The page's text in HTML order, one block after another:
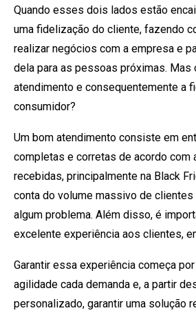
Quando esses dois lados estão
uma fidelização do cliente, fazendo
realizar negócios com a empresa e
dela para as pessoas próximas. Mas
atendimento e consequentemente a
consumidor?
Um bom atendimento consiste em
completas e corretas de acordo com
recebidas, principalmente na Black
conta do volume massivo de
algum problema. Além disso, é
excelente experiência aos clientes,
Garantir essa experiência começa
agilidade cada demanda e, a partir
personalizado, garantir uma solução